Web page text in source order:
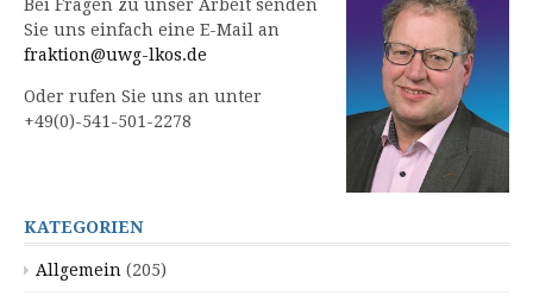
Bei Fragen zu unser Arbeit senden
Sie uns einfach eine E-Mail an
fraktion@uwg-lkos.de
Oder rufen Sie uns an unter
+49(0)-541-501-2278
KATEGORIEN
Allgemein (205)